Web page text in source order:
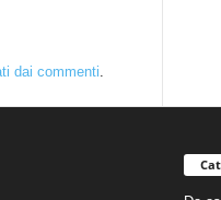
dai commenti.